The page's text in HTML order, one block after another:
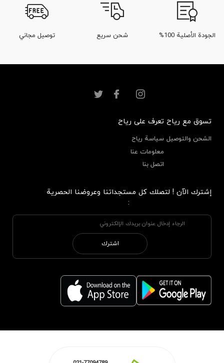
الجودة الأصلية 100% شحن سريع توصيل مجاني
تسوق مع رياح
الشحن والتوصيل
تعرف على رياح
سياسة رياح
معلومات عنا
اتصل بنا
إشترك الآن ! لتصلك كل مستجداتنا وعروضنا الحصرية
:
اشترك